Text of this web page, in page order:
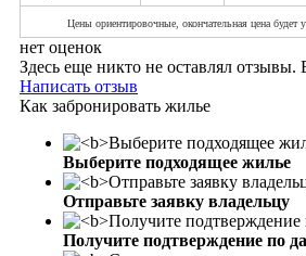
Цены ориентировочные, окончательная цена будет
нет оценок
Здесь еще никто не оставлял
Написать отзыв
Как забронировать жилье
Выберите подходящее жилье
Отправьте заявку владельцу
Получите подтверждение по